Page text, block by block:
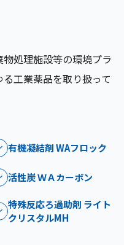
処理施設等の環境プラ
工業薬品を取り扱って
有機凝結剤 WAフロック
活性炭 ＷＡカーボン
特殊反応ろ過助剤 ライト
クリスタルMH